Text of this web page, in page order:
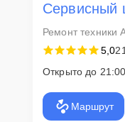
Сервисный
Ремонт техники
5,0
Открыто до 21:00
Маршрут